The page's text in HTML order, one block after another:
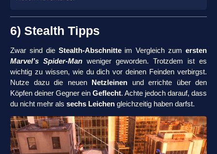
6) Stealth Tipps
Zwar sind die Stealth-Abschnitteim Vergleich zumersten
Marvel’s Spider-Man weniger geworden. Trotzdem ist es
wichtig zu wissen, wie du dich vor deinen Feinden verbirgst.
Nutze dazu die neuen
Netzleinen und errichte über den
Köpfen deiner Gegner ein Geflecht. Achte jedoch darauf, dass
du nicht mehr als sechs Leichen gleichzeitig haben darfst.